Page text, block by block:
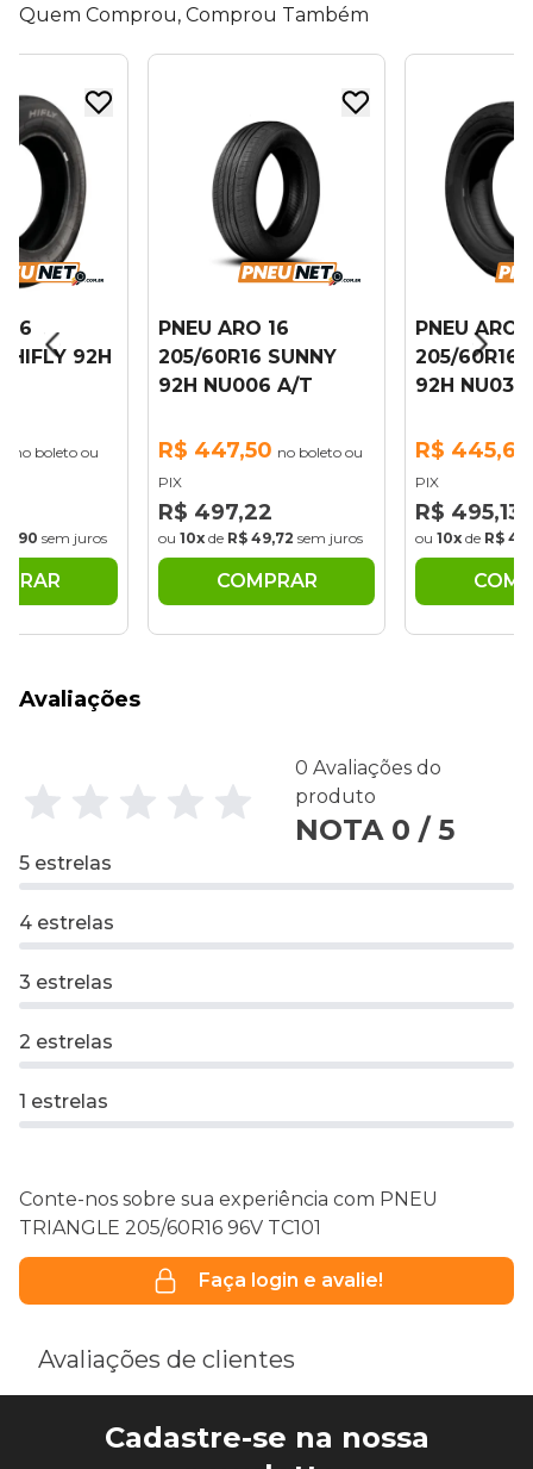
Quem Comprou, Comprou Também
16
HIFLY 92H
no boleto ou
sem juros
PNEU ARO 16
205/60R16 SUNNY
92H NU006 A/T
R$ 447,50 no boleto ou
PIX
R$ 497,22
ou 10x de R$ 49,72 sem juros
COMPRAR
PNEU ARO
205/60R16
92H NU031
R$ 445,62
PIX
R$ 495,13
ou 10x de R$
Avaliações
0 Avaliações do
produto
NOTA 0 / 5
5 estrelas
4 estrelas
3 estrelas
2 estrelas
1 estrelas
Conte-nos sobre sua experiência com PNEU
TRIANGLE 205/60R16 96V TC101
Faça login e avalie!
Avaliações de clientes
Cadastre-se na nossa